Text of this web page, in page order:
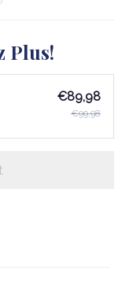
Plus!
€89,98
€99,98